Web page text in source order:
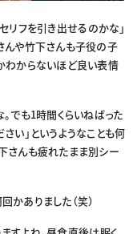
リフを引き出せるのかな」
んや竹下さんも子役の子
わからないほど良い表情
でも1時間くらいねばった
い」というようなことも何
さんも疲れたまま別シー
ありました（笑）